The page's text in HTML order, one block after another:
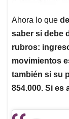
Ahora lo que
saber si debe
rubros:
movimientos
también si su
854.000. Si es